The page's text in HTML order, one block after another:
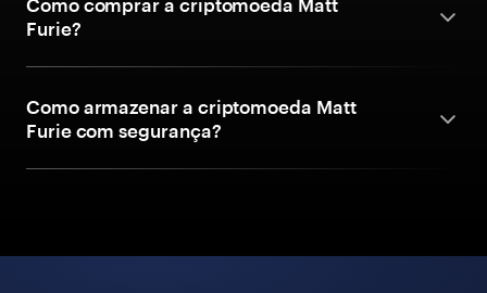
Como comprar a criptomoeda Matt
Furie?
Como armazenar a criptomoeda Matt
Furie com segurança?